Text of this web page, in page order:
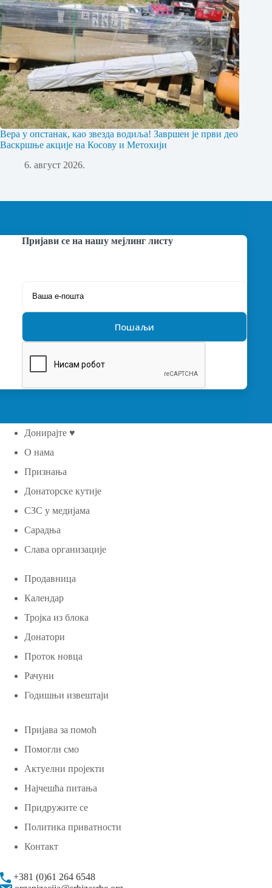
Вера у опстанак, као звезда водиља! Завршен је први део
Васкршње акције на Косову и Метохији
6. август 2026.
Пријави се на нашу мејлинг листу
Донирајте ♥
О нама
Признања
Донаторске кутије
СЗС у медијама
Сарадња
Слава организације
Продавница
Календар
Тројка из блока
Донатори
Проток новца
Рачуни
Годишњи извештаји
Пријава за помоћ
Помогли смо
Актуелни пројекти
Најчешћа питања
Придружите се
Политика приватности
Контакт
+381 (0)61 264 6548